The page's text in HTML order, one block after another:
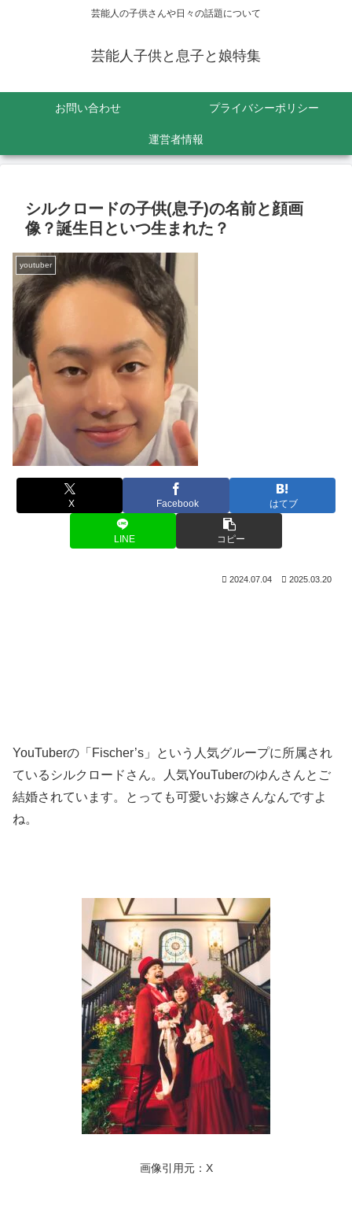
芸能人の子供さんや日々の話題について
芸能人子供と息子と娘特集
お問い合わせ プライバシーポリシー
運営者情報
シルクロードの子供(息子)の名前と顔画
像？誕生日といつ生まれた？
youtuber
X Facebook はてブ
LINE コピー
2024.07.04 2025.03.20
YouTuberの「Fischer’s」という人気グループに所属され
ているシルクロードさん。人気YouTuberのゆんさんとご
結婚されています。とっても可愛いお嫁さんなんですよ
ね。
画像引用元：X